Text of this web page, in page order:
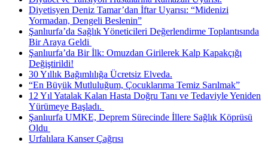
Diyetisyen Deniz Tamar’dan İftar Uyarısı: “Midenizi
Yormadan, Dengeli Beslenin”
Şanlıurfa’da Sağlık Yöneticileri Değerlendirme Toplantısında
Bir Araya Geldi ​
Şanlıurfa’da Bir İlk: Omuzdan Girilerek Kalp Kapakçığı
Değiştirildi!
30 Yıllık Bağımlılığa Ücretsiz Elveda.
“En Büyük Mutluluğum, Çocuklarıma Temiz Sarılmak”
12 Yıl Yatalak Kalan Hasta Doğru Tanı ve Tedaviyle Yeniden
Yürümeye Başladı. ​
Şanlıurfa UMKE, Deprem Sürecinde İllere Sağlık Köprüsü
Oldu ​
Urfalılara Kanser Çağrısı